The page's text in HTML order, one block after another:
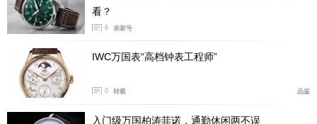
IWC万国表飞行员自动腕表36（型号：324006）搭
载镀银表盘，如天上的明月在黑夜中与日同耀。精钢表链
与抛光表圈和镀银表盘相得益彰，简洁明朗。
看？
6 表家号
IWC万国表“高档钟表工程师”
0 转载 品鉴
入门级万国柏涛菲诺，通勤休闲两不误